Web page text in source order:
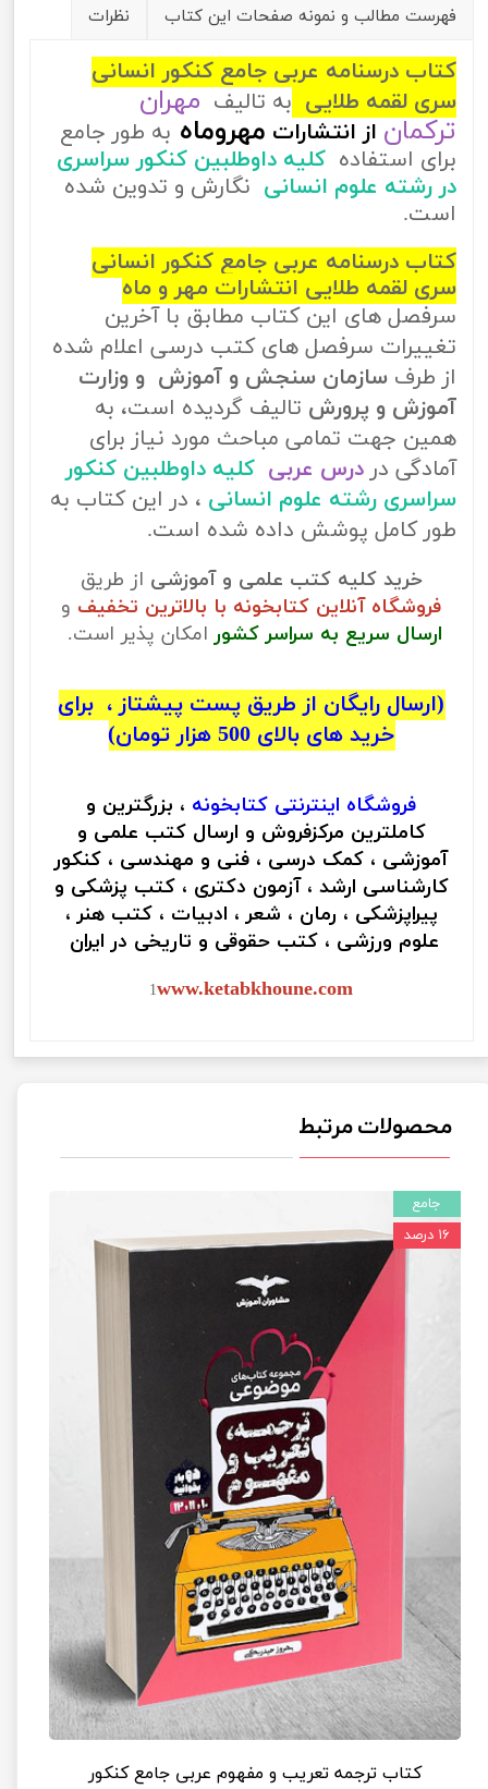
فهرست مطالب و نمونه صفحات این کتاب
نظرات
کتاب درسنامه عربی جامع کنکور انسانی
سری لقمه طلایی به تالیف مهران
ترکمان از انتشارات مهروماه به طور جامع
برای استفاده کلیه داوطلبین کنکور سراسری
در رشته علوم انسانی نگارش و تدوین شده
است.
کتاب درسنامه عربی جامع کنکور انسانی
سری لقمه طلایی انتشارات مهر و ماه
سرفصل های این کتاب مطابق با آخرین
تغییرات سرفصل های کتب درسی اعلام شده
از طرف سازمان سنجش و آموزش و وزارت
آموزش و پرورش تالیف گردیده است، به
همین جهت تمامی مباحث مورد نیاز برای
آمادگی در درس عربی کلیه داوطلبین کنکور
سراسری رشته علوم انسانی ، در این کتاب به
طور کامل پوشش داده شده است.
خرید کلیه کتب علمی و آموزشی از طریق
فروشگاه آنلاین کتابخونه با بالاترین تخفیف و
ارسال سریع به سراسر کشور امکان پذیر است.
(ارسال رایگان از طریق پست پیشتاز ، برای
خرید های بالای 500 هزار تومان)
فروشگاه اینترنتی کتابخونه ، بزرگترین و
کاملترین مرکزفروش و ارسال کتب علمی و
آموزشی ، کمک درسی ، فنی و مهندسی ، کنکور
کارشناسی ارشد ، آزمون دکتری ، کتب پزشکی و
پیراپزشکی ، رمان ، شعر ، ادبیات ، کتب هنر ،
علوم ورزشی ، کتب حقوقی و تاریخی در ایران
1www.ketabkhoune.com
محصولات مرتبط
کتاب ترجمه تعریب و مفهوم عربی جامع کنکور
جامع
۱۶ درصد